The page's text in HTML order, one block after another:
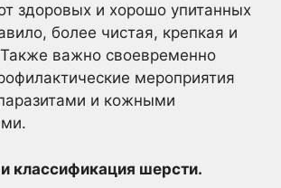
здоровых и хорошо упитанных
более чистая, крепкая и
важно своевременно
мероприятия
и кожными
классификация шерсти.